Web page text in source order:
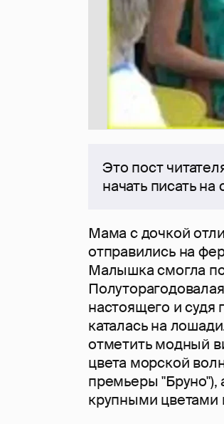
Это пост
начать писать
Мама с дочкой
отправились на
Малышка смогла
настоящего и судя
каталась на
отметить модный
цвета морской
премьеры "Бруно"),
крупными